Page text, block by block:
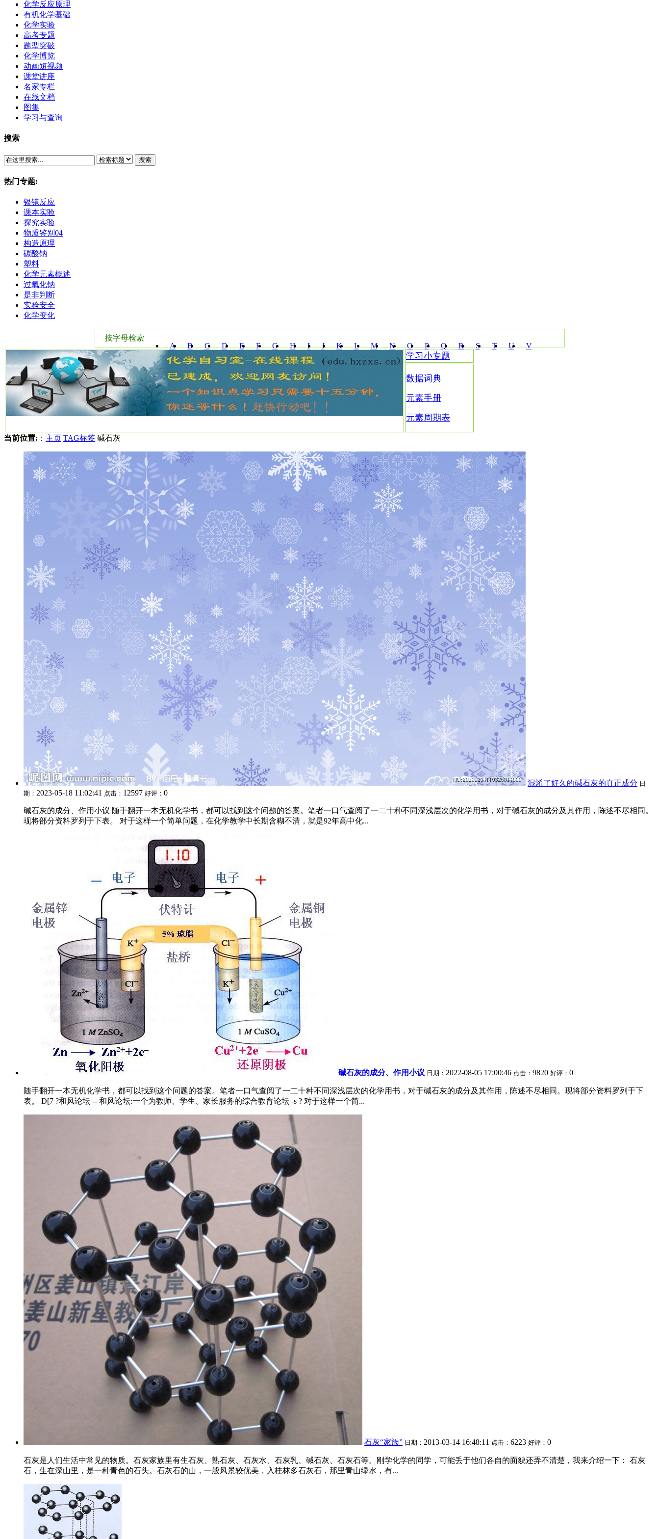
化学反应原理
有机化学基础
化学实验
高考专题
题型突破
化学博览
动画短视频
课堂讲座
名家专栏
在线文档
图集
学习与查询
搜索
搜索
热门专题:
银镜反应
课本实验
探究实验
物质鉴别04
构造原理
碳酸钠
塑料
化学元素概述
过氧化钠
是非判断
实验安全
化学变化
按字母检索
A
B C D E F G H I J K L M N O P Q R S T U V
W X Y Z
学习小专题
数据词典
元素手册
元素周期表
当前位置: ： 主页 TAG标签 碱石灰
混淆了好久的碱石灰的真正成分 日
期： 2023-05-18 11:02:41 点击： 12597 好评： 0
碱石灰的成分、作用小议 随手翻开一本无机化学书，都可以找到这个问题的答案。笔者一口气查阅了一二十种不同深浅层次的化学用书，对于碱石灰的成分及其作用，陈述不尽相同。
现将部分资料罗列于下表。 对于这样一个简单问题，在化学教学中长期含糊不清，就是92年高中化...
碱石灰的成分、作用小议 日期： 2022-08-05 17:00:46 点击： 9820 好评： 0
随手翻开一本无机化学书，都可以找到这个问题的答案。笔者一口气查阅了一二十种不同深浅层次的化学用书，对于碱石灰的成分及其作用，陈述不尽相同。现将部分资料罗列于下
表。 D[7 ?和风论坛 -- 和风论坛:一个为教师、学生、家长服务的综合教育论坛 -s ? 对于这样一个简...
石灰“家族” 日期： 2013-03-14 16:48:11 点击： 6223 好评： 0
石灰是人们生活中常见的物质。石灰家族里有生石灰、熟石灰、石灰水、石灰乳、碱石灰、石灰石等。刚学化学的同学，可能丢于他们各自的面貌还弄不清楚，我来介绍一下： 石灰
石，生在深山里，是一种青色的石头。石灰石的山，一般风景较优美，入桂林多石灰石，那里青山绿水，有...